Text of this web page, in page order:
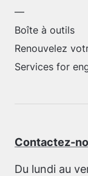
—
Boîte à outils
Renouvelez
Services for
Contactez-
Du lundi au